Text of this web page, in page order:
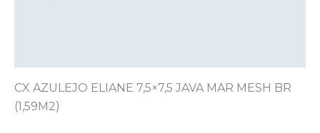
CX AZULEJO ELIANE 7,5×7,5 JAVA MAR MESH BR
(1,59M2)